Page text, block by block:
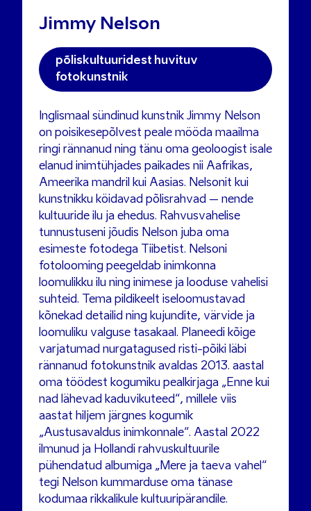
Jimmy Nelson
põliskultuuridest huvituv
fotokunstnik
Inglismaal sündinud kunstnik Jimmy Nelson
on poisikesepõlvest peale mööda maailma
ringi rännanud ning tänu oma geoloogist isale
elanud inimtühjades paikades nii Aafrikas,
Ameerika mandril kui Aasias. Nelsonit kui
kunstnikku köidavad põlisrahvad – nende
kultuuride ilu ja ehedus. Rahvusvahelise
tunnustuseni jõudis Nelson juba oma
esimeste fotodega Tiibetist. Nelsoni
fotolooming peegeldab inimkonna
loomulikku ilu ning inimese ja looduse vahelisi
suhteid. Tema pildikeelt iseloomustavad
kõnekad detailid ning kujundite, värvide ja
loomuliku valguse tasakaal. Planeedi kõige
varjatumad nurgatagused risti-põiki läbi
rännanud fotokunstnik avaldas 2013. aastal
oma töödest kogumiku pealkirjaga „Enne kui
nad lähevad kaduvikuteed“, millele viis
aastat hiljem järgnes kogumik
„Austusavaldus inimkonnale“. Aastal 2022
ilmunud ja Hollandi rahvuskultuurile
pühendatud albumiga „Mere ja taeva vahel“
tegi Nelson kummarduse oma tänase
kodumaa rikkalikule kultuuripärandile.